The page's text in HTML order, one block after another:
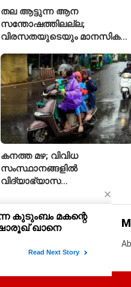
തല ആട്ടുന്ന ആന
സന്തോഷത്തിലല്ല;
വിരസതയുടെയും മാനസിക
ലക്ഷണമെന്ന് വിദഗ്ധർ
കനത്ത മഴ; വിവിധ
സംസ്ഥാനങ്ങളിൽ
വിദ്യാഭ്യാസ